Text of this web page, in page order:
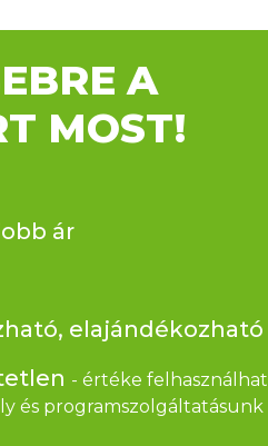
A
MOST!
ár
elajándékozható
- értéke
és programszolgáltatásunk